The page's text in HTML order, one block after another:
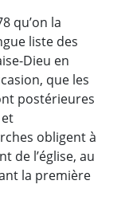
qu’on la
liste des
Dieu en
que les
postérieures
obligent à
de l’église, au
la première